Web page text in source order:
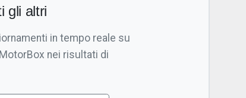
gli altri
in tempo reale su
nei risultati di